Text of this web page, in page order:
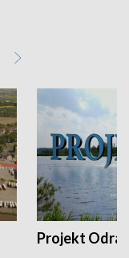
Projekt Odra